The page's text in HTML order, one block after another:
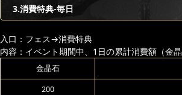
3.消費特典-毎日
入口：フェス→消費特典
内容：イベント期間中、1日の累計消費額（金
金晶石
200